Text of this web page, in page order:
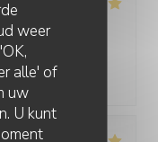
weer
alle' of
uw
U kunt
5/5 Kwaliteit / Prijs